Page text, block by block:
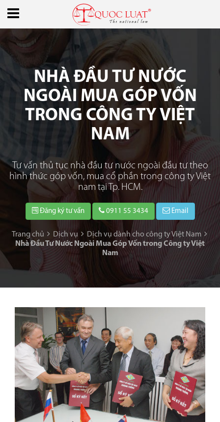
NHÀ ĐẦU TƯ NƯỚC
NGOÀI MUA GÓP VỐN
TRONG CÔNG TY VIỆT
NAM
Tư vấn thủ tục nhà đầu tư nước ngoài đầu tư theo
hình thức góp vốn, mua cổ phần trong công ty Việt
nam tại Tp. HCM.
Đăng ký tư vấn 0911 55 3434 Email
Trang chủ Dịch vụ
Dịch vụ dành cho công ty Việt Nam
Nhà Đầu Tư Nước Ngoài Mua Góp Vốn trong Công ty Việt
Nam